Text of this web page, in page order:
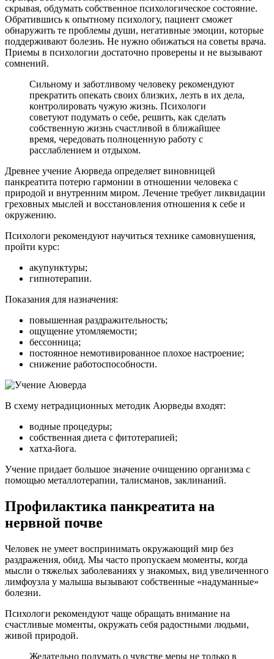
скрывая, обдумать собственное психологическое состояние.
Обратившись к опытному психологу, пациент сможет
обнаружить те проблемы души, негативные эмоции, которые
поддерживают болезнь. Не нужно обижаться на советы врача.
Приемы в психологии достаточно проверены и не вызывают
сомнений.
Сильному и заботливому человеку рекомендуют
прекратить опекать своих близких, лезть в их дела,
контролировать чужую жизнь. Психологи
советуют подумать о себе, решить, как сделать
собственную жизнь счастливой в ближайшее
время, чередовать полноценную работу с
расслаблением и отдыхом.
Древнее учение Аюрведа определяет виновницей
панкреатита потерю гармонии в отношении человека с
природой и внутренним миром. Лечение требует ликвидации
греховных мыслей и восстановления отношения к себе и
окружению.
Психологи рекомендуют научиться технике самовнушения,
пройти курс:
акупунктуры;
гипнотерапии.
Показания для назначения:
повышенная раздражительность;
ощущение утомляемости;
бессонница;
постоянное немотивированное плохое настроение;
снижение работоспособности.
В схему нетрадиционных методик Аюрведы входят:
водные процедуры;
собственная диета с фитотерапией;
хатха-йога.
Учение придает большое значение очищению организма с
помощью металлотерапии, талисманов, заклинаний.
Профилактика панкреатита на
нервной почве
Человек не умеет воспринимать окружающий мир без
раздражения, обид. Мы часто пропускаем моменты, когда
мысли о тяжелых заболеваниях у знакомых, вид увеличенного
лимфоузла у малыша вызывают собственные «надуманные»
болезни.
Психологи рекомендуют чаще обращать внимание на
счастливые моменты, окружать себя радостными людьми,
живой природой.
Желательно подумать о чувстве меры не только в